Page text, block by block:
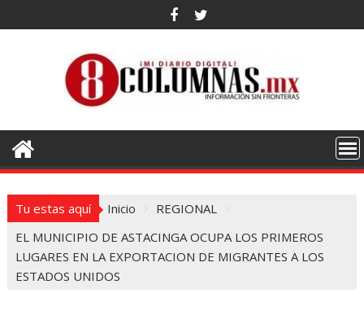
al
Tu estas aquí Inicio
REGIONAL
EL MUNICIPIO DE ASTACINGA OCUPA LOS PRIMEROS
LUGARES EN LA EXPORTACION DE MIGRANTES A LOS
ESTADOS UNIDOS